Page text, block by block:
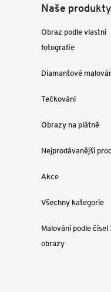
Naše produkty
Obraz podle vlastní
fotografie
Diamantové
Tečkování
Obrazy na plátně
Nejprodávanější
Akce
Všechny kategorie
Malování podle čísel
obrazy